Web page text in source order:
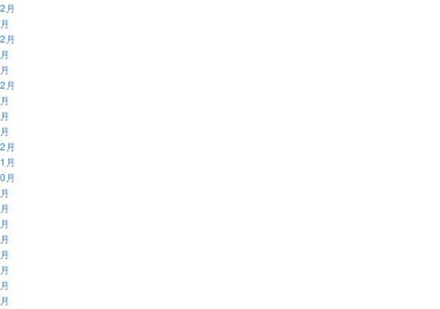
月
月
月
月
月
月